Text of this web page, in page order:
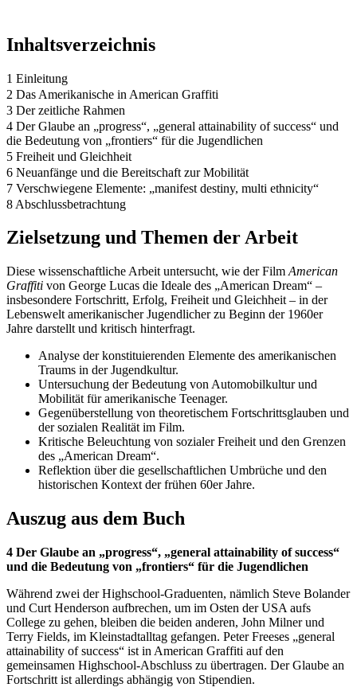
Inhaltsverzeichnis
1 Einleitung
2 Das Amerikanische in American Graffiti
3 Der zeitliche Rahmen
4 Der Glaube an „progress“, „general attainability of success“ und
die Bedeutung von „frontiers“ für die Jugendlichen
5 Freiheit und Gleichheit
6 Neuanfänge und die Bereitschaft zur Mobilität
7 Verschwiegene Elemente: „manifest destiny, multi ethnicity“
8 Abschlussbetrachtung
Zielsetzung und Themen der Arbeit
Diese wissenschaftliche Arbeit untersucht, wie der Film American
Graffiti von George Lucas die Ideale des „American Dream“ –
insbesondere Fortschritt, Erfolg, Freiheit und Gleichheit – in der
Lebenswelt amerikanischer Jugendlicher zu Beginn der 1960er
Jahre darstellt und kritisch hinterfragt.
Analyse der konstituierenden Elemente des amerikanischen
Traums in der Jugendkultur.
Untersuchung der Bedeutung von Automobilkultur und
Mobilität für amerikanische Teenager.
Gegenüberstellung von theoretischem Fortschrittsglauben und
der sozialen Realität im Film.
Kritische Beleuchtung von sozialer Freiheit und den Grenzen
des „American Dream“.
Reflektion über die gesellschaftlichen Umbrüche und den
historischen Kontext der frühen 60er Jahre.
Auszug aus dem Buch
4 Der Glaube an „progress“, „general attainability of success“
und die Bedeutung von „frontiers“ für die Jugendlichen
Während zwei der Highschool-Graduenten, nämlich Steve Bolander
und Curt Henderson aufbrechen, um im Osten der USA aufs
College zu gehen, bleiben die beiden anderen, John Milner und
Terry Fields, im Kleinstadtalltag gefangen. Peter Freeses „general
attainability of success“ ist in American Graffiti auf den
gemeinsamen Highschool-Abschluss zu übertragen. Der Glaube an
Fortschritt ist allerdings abhängig von Stipendien.